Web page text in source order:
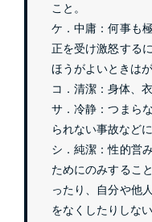
こと。
ケ．中庸：何事も
正を受け激怒する
ほうがよいときは
コ．清潔：身体、
サ．冷静：つまら
られない事故など
シ．純潔：性的営
ためにのみするこ
ったり、自分や他
をなくしたりしない